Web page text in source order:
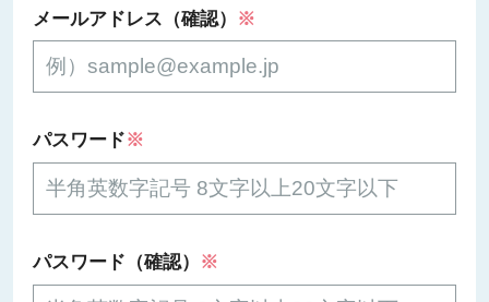
メールアドレス（確認） ※
パスワード※
パスワード（確認） ※